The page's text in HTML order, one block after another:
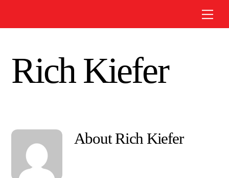
Rich Kiefer
AboutRich Kiefer